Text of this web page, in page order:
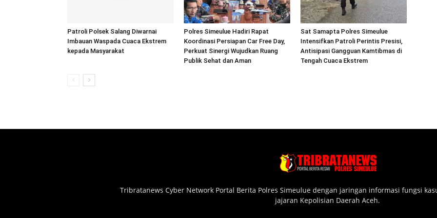
Patroli Polsek Salang Diwarnai
Imbauan Waspada Cuaca Ekstrem
kepada Masyarakat
Polres Simeulue Hadiri Rapat
Koordinasi Persiapan Car Free Day,
Perkuat Sinergi Wujudkan Ruang
Publik Sehat dan Aman
Sat Samapta Polres Simeulue
Intensifkan Patroli Perintis Presisi,
Antisipasi Gangguan Kamtibmas di
Tengah Cuaca Ekstrem
Tribratanews Cyber Network Portal Berita Polres Simeulue dengan jaringan informasi fungsi
jajaran Kepolisian Daerah Aceh.